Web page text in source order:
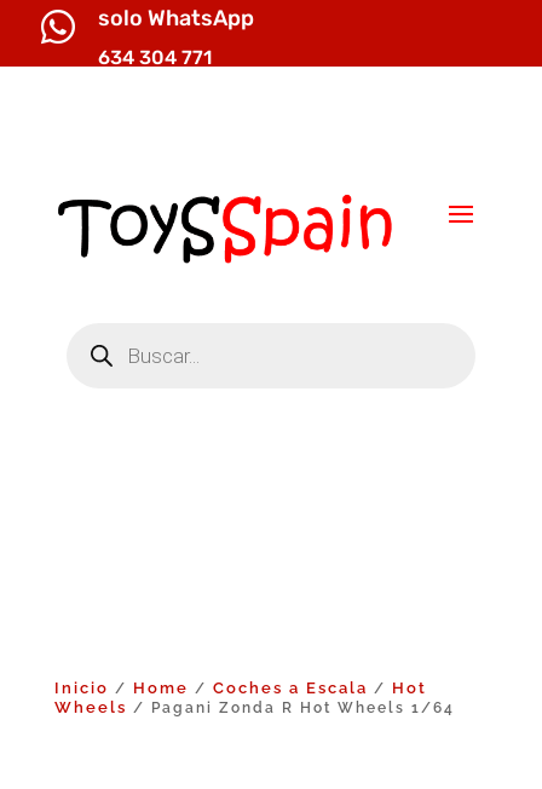
 solo WhatsApp
634 304 771
productos
Inicio / Home / Coches a Escala / Hot
Wheels / Pagani Zonda R Hot Wheels 1/64